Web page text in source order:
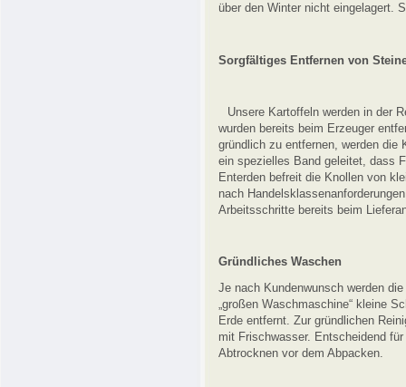
über den Winter nicht eingelagert.
Sorgfältiges Entfernen von
Unsere Kartoffeln werden in der
wurden bereits beim Erzeuger
gründlich zu entfernen, werden die
ein spezielles Band geleitet, dass
Enterden befreit die Knollen von
nach
Arbeitsschritte bereits beim
Gründliches Waschen
Je nach Kundenwunsch werden
„großen Waschmaschine“ kleine
Erde entfernt. Zur gründlichen
mit Frischwasser. Entscheidend
Abtrocknen vor dem Abpacken.